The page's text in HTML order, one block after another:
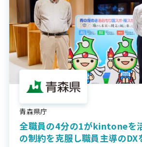
青森県庁
全職員の4分の1がkintoneを
の制約を克服し職員主導のDX